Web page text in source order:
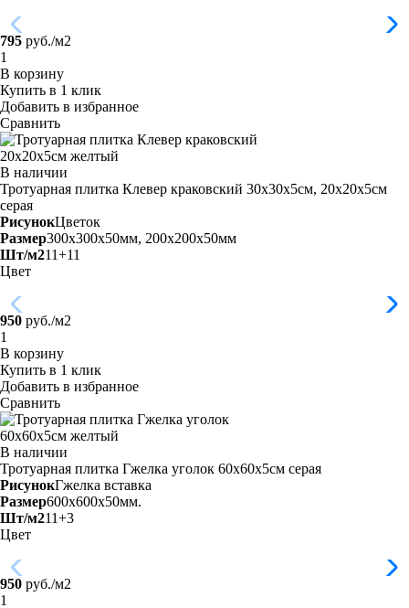
795 руб./м2
В корзину
Купить в 1 клик
Добавить в избранное
Сравнить
В наличии
Тротуарная плитка Клевер краковский 30х30х5см, 20х20х5см
серая
РисунокЦветок
Размер300x300x50мм, 200x200x50мм
Шт/м211+11
Цвет
950 руб./м2
В корзину
Купить в 1 клик
Добавить в избранное
Сравнить
В наличии
Тротуарная плитка Гжелка уголок 60х60х5см серая
РисунокГжелка вставка
Размер600x600x50мм.
Шт/м211+3
Цвет
950 руб./м2